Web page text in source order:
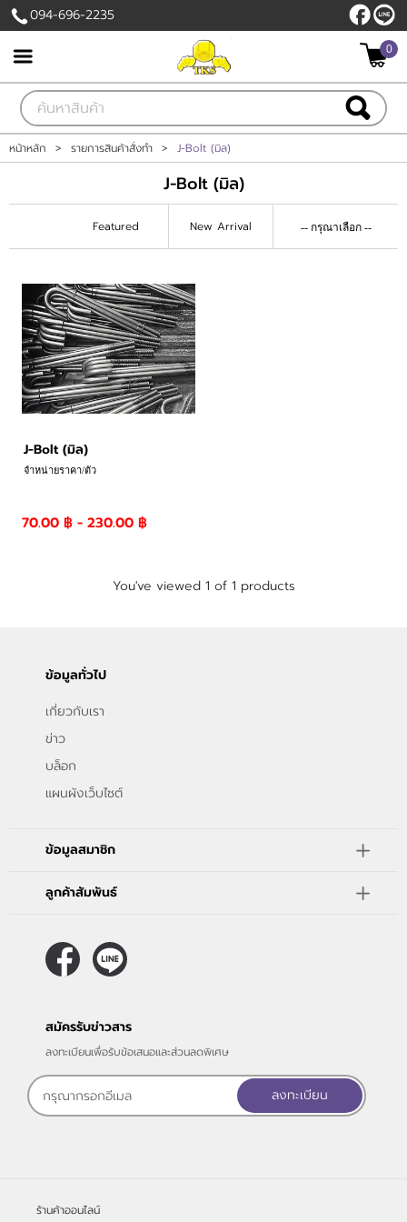
เข้าสู่ระบบ สมัครสมาชิก
สินค้าที่สนใจ( 0 )
เกี่ยวกับเรา
ติดต่อเรา
แจ้งชำระเงิน
094-696-2235
0
หน้าหลัก > รายการสินค้าสั่งทำ > J-Bolt (มิล)
J-Bolt (มิล)
Featured New Arrival
J-Bolt (มิล)
จำหน่ายราคา/ตัว
70.00 ฿ - 230.00 ฿
You've viewed 1 of 1 products
ข้อมูลทั่วไป
เกี่ยวกับเรา
ข่าว
บล็อก
แผนผังเว็บไซต์
ข้อมูลสมาชิก
ลูกค้าสัมพันธ์
สมัครรับข่าวสาร
ลงทะเบียนเพื่อรับข้อเสนอและส่วนลดพิเศษ
ลงทะเบียน
ร้านค้าออนไลน์